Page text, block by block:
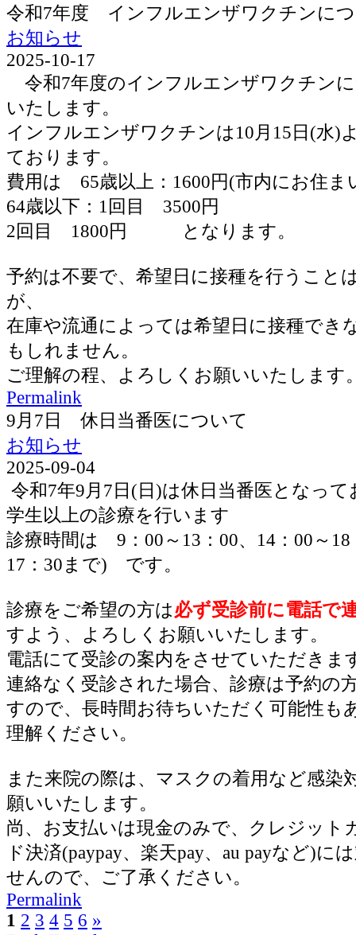
令和7年度 インフルエンザワクチンに
お知らせ
2025-10-17
令和7年度のインフルエンザワクチン
いたします。
インフルエンザワクチンは10月15日(水)
ております。
費用は 65歳以上：1600円(市内にお住ま
64歳以下：1回目 3500円
2回目 1800円 となります。
予約は不要で、希望日に接種を行うこと
が、
在庫や流通によっては希望日に接種でき
もしれません。
ご理解の程、よろしくお願いいたします
Permalink
9月7日 休日当番医について
お知らせ
2025-09-04
令和7年9月7日(日)は休日当番医となっ
学生以上の診療を行います
診療時間は 9：00～13：00、14：00～
17：30まで) です。
診療をご希望の方は必ず受診前に電話で
すよう、よろしくお願いいたします。
電話にて受診の案内をさせていただきま
連絡なく受診された場合、診療は予約の
すので、長時間お待ちいただく可能性も
理解ください。
また来院の際は、マスクの着用など感染
願いいたします。
尚、お支払いは現金のみで、クレジット
ド決済(paypay、楽天pay、au payなど)に
せんので、ご了承ください。
Permalink
1 2 3 4 5 6 »